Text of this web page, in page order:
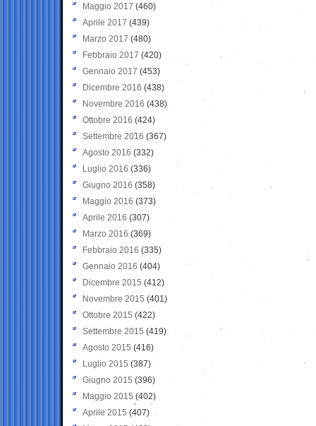
Maggio 2017 (460)
Aprile 2017 (439)
Marzo 2017 (480)
Febbraio 2017 (420)
Gennaio 2017 (453)
Dicembre 2016 (438)
Novembre 2016 (438)
Ottobre 2016 (424)
Settembre 2016 (367)
Agosto 2016 (332)
Luglio 2016 (336)
Giugno 2016 (358)
Maggio 2016 (373)
Aprile 2016 (307)
Marzo 2016 (369)
Febbraio 2016 (335)
Gennaio 2016 (404)
Dicembre 2015 (412)
Novembre 2015 (401)
Ottobre 2015 (422)
Settembre 2015 (419)
Agosto 2015 (416)
Luglio 2015 (387)
Giugno 2015 (396)
Maggio 2015 (402)
Aprile 2015 (407)